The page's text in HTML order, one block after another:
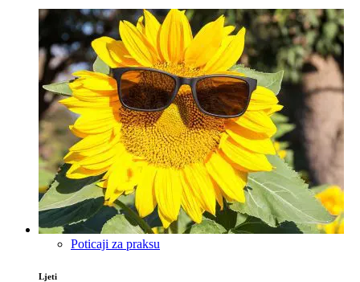
Poticaji za praksu
Ljeti